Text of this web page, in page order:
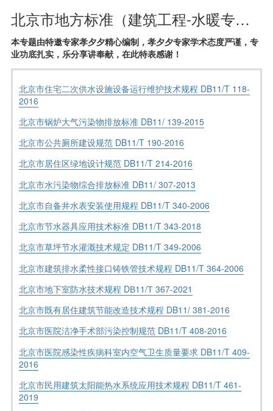
北京市地方标准（建筑工程-水暖专业-设计依据）
本专题由特邀专家孝夕夕精心编制，孝夕夕专家学术态度严谨，专
业功底扎实，乐分享讲奉献，在此特表感谢！
北京市住宅二次供水设施设备运行维护技术规程 DB11/T 118-
2016
北京市锅炉大气污染物排放标准 DB11/ 139-2015
北京市公共厕所建设规范 DB11/T 190-2016
北京市居住区绿地设计规范 DB11/T 214-2016
北京市水污染物综合排放标准 DB11/ 307-2013
北京市自备井水表安装使用规程 DB11/T 340-2006
北京市节水器具应用技术标准 DB11/T 343-2018
北京市草坪节水灌溉技术规定 DB11/T 349-2006
北京市建筑排水柔性接口铸铁管技术规程 DB11/T 364-2006
北京市地下室防水技术规程 DВ11/Т 367-2021
北京市既有居住建筑节能改造技术规程 DB11/ 381-2016
北京市医院洁净手术部污染控制规范 DB11/T 408-2016
北京市医院感染性疾病科室内空气卫生质量要求 DB11/T 409-
2016
北京市民用建筑太阳能热水系统应用技术规程 DB11/T 461-
2019